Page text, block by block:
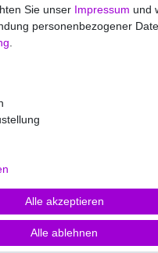
widerrufen
Sie unser Impressum und
personenbezogener
Alle akzeptieren
Alle ablehnen